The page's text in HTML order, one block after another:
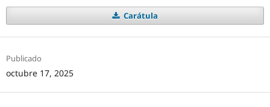
Carátula
Publicado
octubre 17, 2025